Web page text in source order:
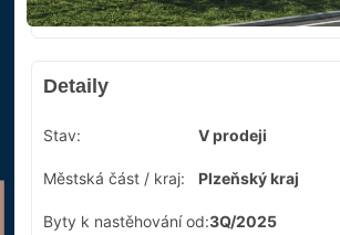
Detaily
Stav: V prodeji
Městská část / kraj: Plzeňský kraj
Byty k nastěhování od:3Q/2025